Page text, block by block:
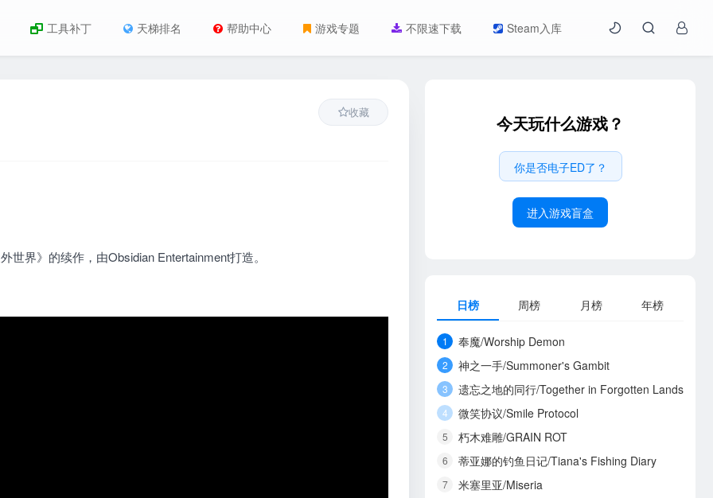
工具补丁 天梯排名 帮助中心 游戏专题 不限速下载 Steam入库
收藏
界》的续作，由Obsidian Entertainment打造。
今天玩什么游戏？
你是否电子ED了？
进入游戏盲盒
日榜 周榜 月榜 年榜
1 奉魔/Worship Demon
2 神之一手/Summoner's Gambit
3 遗忘之地的同行/Together in Forgotten Lands
4 微笑协议/Smile Protocol
5 朽木难雕/GRAIN ROT
6 蒂亚娜的钓鱼日记/Tiana's Fishing Diary
7 米塞里亚/Miseria